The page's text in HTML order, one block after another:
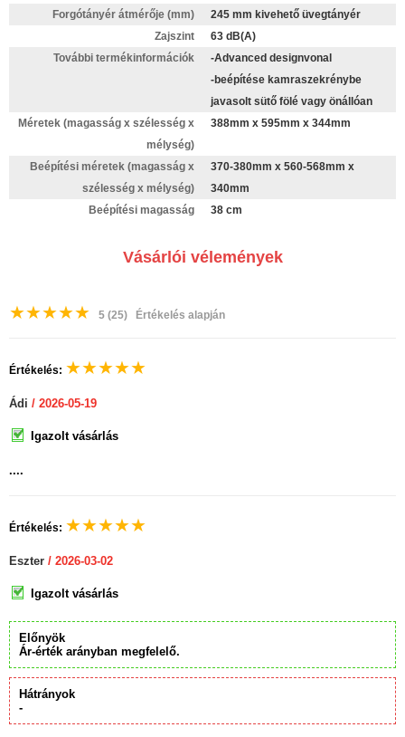
Forgótányér átmérője (mm)
245 mm kivehető üvegtányér
Zajszint
63 dB(A)
További termékinformációk
-Advanced designvonal
-beépítése kamraszekrénybe
javasolt sütő fölé vagy önállóan
Méretek (magasság x szélesség x
mélység)
388mm x 595mm x 344mm
Beépítési méretek (magasság x
szélesség x mélység)
370-380mm x 560-568mm x
340mm
Beépítési magasság
38 cm
Vásárlói vélemények
★★★★★ 5 (25) Értékelés alapján
Értékelés: ★★★★★
Ádi / 2026-05-19
Igazolt vásárlás
....
Értékelés: ★★★★★
Eszter / 2026-03-02
Igazolt vásárlás
Előnyök
Ár-érték arányban megfelelő.
Hátrányok
-